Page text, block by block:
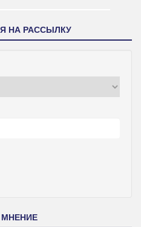
НА РАССЫЛКУ